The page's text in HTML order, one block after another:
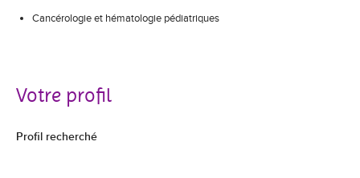
Cancérologie et hématologie pédiatriques
Votre profil
Profil recherché